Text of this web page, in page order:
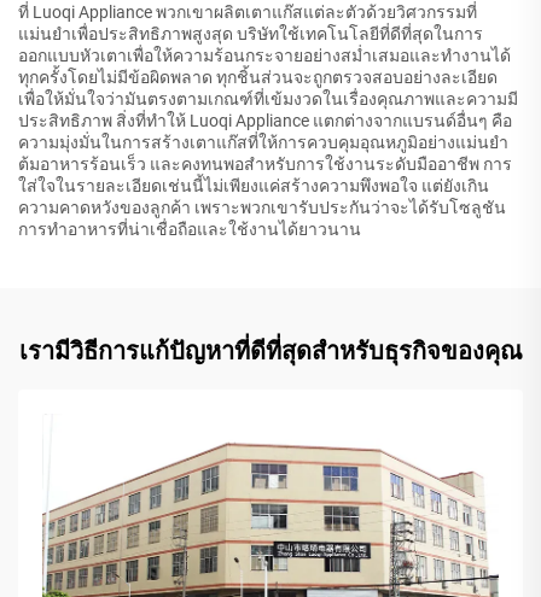
ที่ Luoqi Appliance พวกเขาผลิตเตาแก๊สแต่ละตัวด้วยวิศวกรรมที่
แม่นยำเพื่อประสิทธิภาพสูงสุด บริษัทใช้เทคโนโลยีที่ดีที่สุดในการ
ออกแบบหัวเตาเพื่อให้ความร้อนกระจายอย่างสม่ำเสมอและทำงานได้
ทุกครั้งโดยไม่มีข้อผิดพลาด ทุกชิ้นส่วนจะถูกตรวจสอบอย่างละเอียด
เพื่อให้มั่นใจว่ามันตรงตามเกณฑ์ที่เข้มงวดในเรื่องคุณภาพและความมี
ประสิทธิภาพ สิ่งที่ทำให้ Luoqi Appliance แตกต่างจากแบรนด์อื่นๆ คือ
ความมุ่งมั่นในการสร้างเตาแก๊สที่ให้การควบคุมอุณหภูมิอย่างแม่นยำ
ต้มอาหารร้อนเร็ว และคงทนพอสำหรับการใช้งานระดับมืออาชีพ การ
ใส่ใจในรายละเอียดเช่นนี้ไม่เพียงแค่สร้างความพึงพอใจ แต่ยังเกิน
ความคาดหวังของลูกค้า เพราะพวกเขารับประกันว่าจะได้รับโซลูชัน
การทำอาหารที่น่าเชื่อถือและใช้งานได้ยาวนาน
เรามีวิธีการแก้ปัญหาที่ดีที่สุดสำหรับธุรกิจของคุณ